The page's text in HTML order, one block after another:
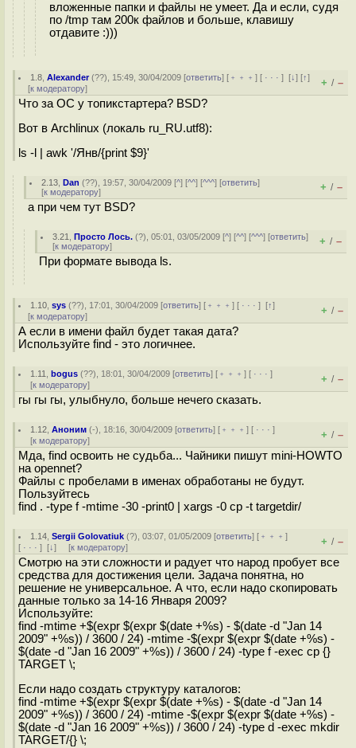
вложенные папки и файлы не умеет. Да и если, судя
по /tmp там 200к файлов и больше, клавишу
отдавите :)))
1.8 ,Alexander(??), 15:49, 30/04/2009 [ответить] [ ﹢﹢﹢] [ · · ·][↓] [↑]
[к модератору] + / –
Что за ОС у топикстартера? BSD?
Вот в Archlinux (локаль ru_RU.utf8):
ls -l | awk '/Янв/{print $9}'
2.13 ,Dan (??), 19:57, 30/04/2009 [^] [^^] [^^^] [ответить]
[к модератору] + / –
а при чем тут BSD?
3.21 ,Просто Лось. (?), 05:01, 03/05/2009 [^] [^^] [^^^] [ответить]
[к модератору] + / –
При формате вывода ls.
1.10 ,sys (??), 17:01, 30/04/2009 [ответить] [ ﹢﹢﹢] [ · · ·][↑]
[к модератору] + / –
А если в имени файл будет такая дата?
Используйте find - это логичнее.
1.11 ,bogus (??), 18:01, 30/04/2009 [ответить] [ ﹢﹢﹢] [ · · ·]
[к модератору] + / –
гы гы гы, улыбнуло, больше нечего сказать.
1.12 ,Аноним (-), 18:16, 30/04/2009 [ответить] [ ﹢﹢﹢] [ · · ·]
[к модератору] + / –
Мда, find освоить не судьба... Чайники пишут mini-HOWTO
на opennet?
Файлы с пробелами в именах обработаны не будут.
Пользуйтесь
find . -type f -mtime -30 -print0 | xargs -0 cp -t targetdir/
1.14 ,Sergii Golovatiuk (?), 03:07, 01/05/2009 [ответить] [ ﹢﹢﹢]
[ · · · ] [↓] [к модератору] + / –
Смотрю на эти сложности и радует что народ пробует все
средства для достижения цели. Задача понятна, но
решение не универсальное. А что, если надо скопировать
данные только за 14-16 Января 2009?
Используйте:
find -mtime +$(expr $(expr $(date +%s) - $(date -d "Jan 14
2009" +%s)) / 3600 / 24) -mtime -$(expr $(expr $(date +%s) -
$(date -d "Jan 16 2009" +%s)) / 3600 / 24) -type f -exec cp {}
TARGET \;
Если надо создать структуру каталогов:
find -mtime +$(expr $(expr $(date +%s) - $(date -d "Jan 14
2009" +%s)) / 3600 / 24) -mtime -$(expr $(expr $(date +%s) -
$(date -d "Jan 16 2009" +%s)) / 3600 / 24) -type d -exec mkdir
TARGET/{} \;